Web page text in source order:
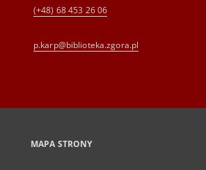
(+48) 68 453 26 06
p.karp@biblioteka.zgora.pl
MAPA STRONY